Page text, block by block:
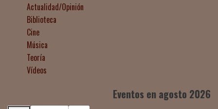
Actualidad/Opinión
Biblioteca
Cine
Música
Teoría
Vídeos
Eventos en agosto 2026